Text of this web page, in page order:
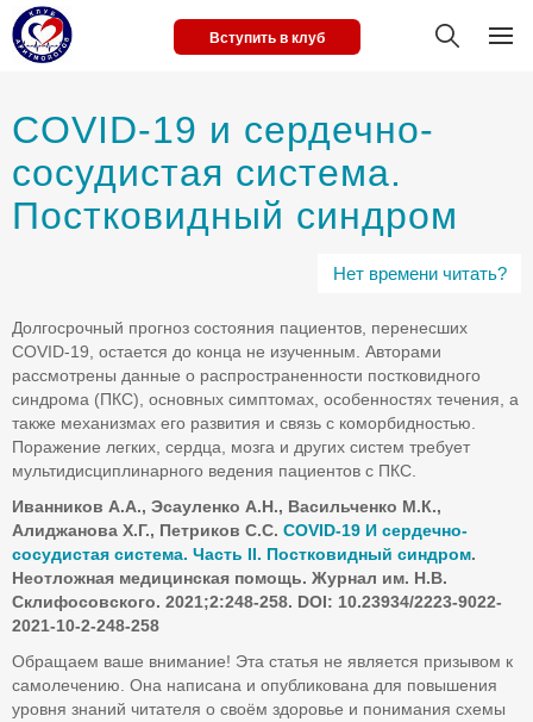
Вступить в клуб
COVID-19 и сердечно-
сосудистая система.
Постковидный синдром
Нет времени читать?
Долгосрочный прогноз состояния пациентов, перенесших
COVID-19, остается до конца не изученным. Авторами
рассмотрены данные о распространенности постковидного
синдрома (ПКС), основных симптомах, особенностях течения, а
также механизмах его развития и связь с коморбидностью.
Поражение легких, сердца, мозга и других систем требует
мультидисциплинарного ведения пациентов с ПКС.
Иванников А.А., Эсауленко А.Н., Васильченко М.К.,
Алиджанова Х.Г., Петриков С.С. COVID-19 И сердечно-
сосудистая система. Часть II. Постковидный синдром.
Неотложная медицинская помощь. Журнал им. Н.В.
Склифосовского. 2021;2:248-258. DOI: 10.23934/2223-9022-
2021-10-2-248-258
Обращаем ваше внимание! Эта статья не является призывом к
самолечению. Она написана и опубликована для повышения
уровня знаний читателя о своём здоровье и понимания схемы